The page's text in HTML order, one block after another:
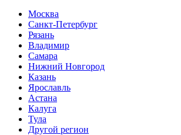
Москва
Санкт-Петербург
Рязань
Владимир
Самара
Нижний Новгород
Казань
Ярославль
Астана
Калуга
Тула
Другой регион